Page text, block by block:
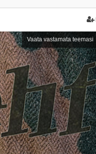
Vaata vastamata teemasi